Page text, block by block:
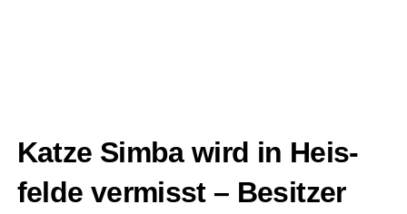
Kat­ze Sim­ba wird in Heis­
fel­de ver­misst – Besit­zer